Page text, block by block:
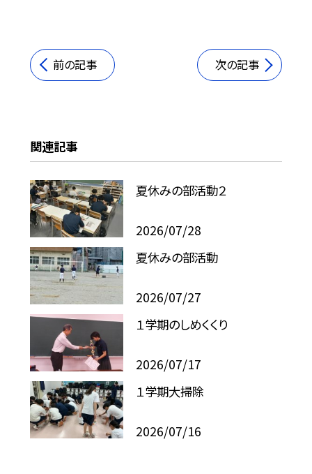
前の記事 次の記事
関連記事
夏休みの部活動２
2026/07/28
夏休みの部活動
2026/07/27
１学期のしめくくり
2026/07/17
１学期大掃除
2026/07/16